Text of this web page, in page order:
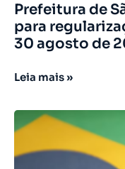
Prefeitura de
para
30 agosto de
Leia mais »